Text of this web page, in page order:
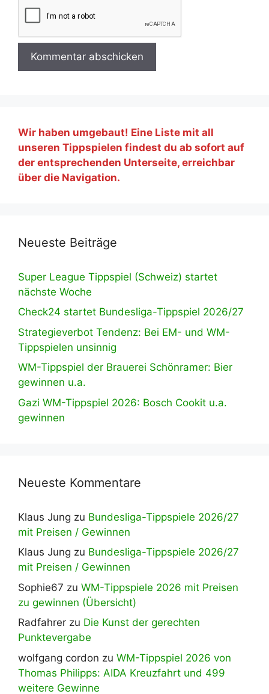
Wir haben umgebaut! Eine Liste mit all
unseren Tippspielen findest du ab sofort auf
der entsprechenden Unterseite, erreichbar
über die Navigation.
Neueste Beiträge
Super League Tippspiel (Schweiz) startet
nächste Woche
Check24 startet Bundesliga-Tippspiel 2026/27
Strategieverbot Tendenz: Bei EM- und WM-
Tippspielen unsinnig
WM-Tippspiel der Brauerei Schönramer: Bier
gewinnen u.a.
Gazi WM-Tippspiel 2026: Bosch Cookit u.a.
gewinnen
Neueste Kommentare
Klaus Jung zu Bundesliga-Tippspiele 2026/27
mit Preisen / Gewinnen
Klaus Jung zu Bundesliga-Tippspiele 2026/27
mit Preisen / Gewinnen
Sophie67 zu WM-Tippspiele 2026 mit Preisen
zu gewinnen (Übersicht)
Radfahrer zu Die Kunst der gerechten
Punktevergabe
wolfgang cordon zu WM-Tippspiel 2026 von
Thomas Philipps: AIDA Kreuzfahrt und 499
weitere Gewinne